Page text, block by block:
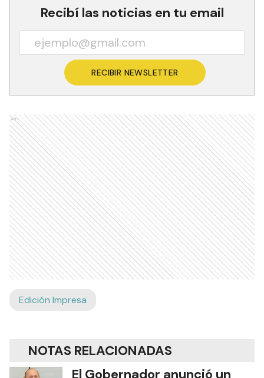
Recibí las noticias en tu email
RECIBIR NEWSLETTER
Ads
Edición Impresa
NOTAS RELACIONADAS
El Gobernador anunció un